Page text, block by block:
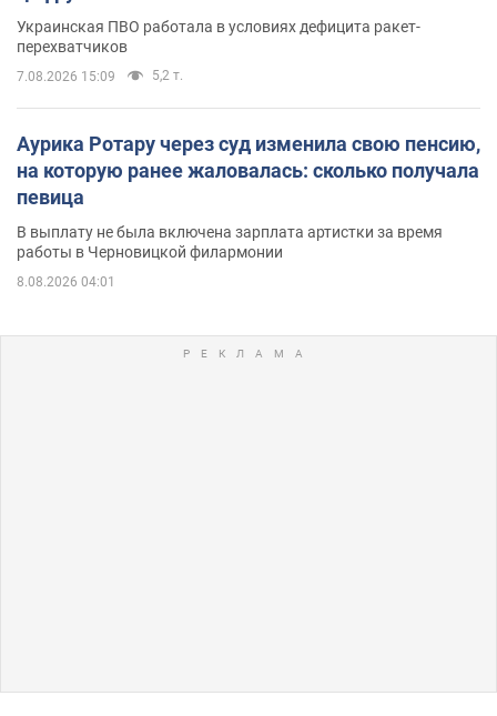
Украинская ПВО работала в условиях дефицита ракет-
перехватчиков
7.08.2026 15:09 5,2 т.
Аурика Ротару через суд изменила свою пенсию,
на которую ранее жаловалась: сколько получала
певица
В выплату не была включена зарплата артистки за время
работы в Черновицкой филармонии
8.08.2026 04:01